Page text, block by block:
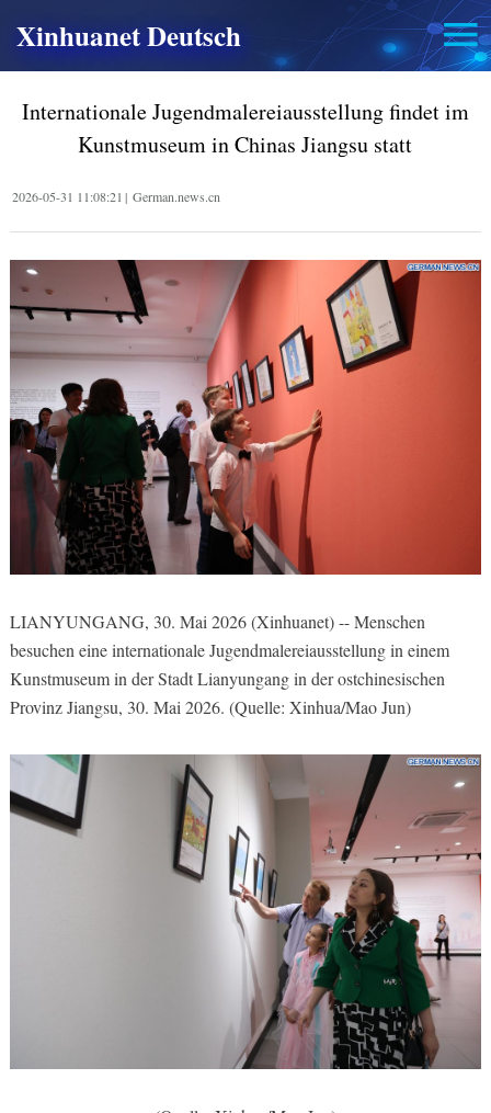
Xinhuanet Deutsch
Internationale Jugendmalereiausstellung findet im
Kunstmuseum in Chinas Jiangsu statt
2026-05-31 11:08:21 | German.news.cn
LIANYUNGANG, 30. Mai 2026 (Xinhuanet) -- Menschen
besuchen eine internationale Jugendmalereiausstellung in einem
Kunstmuseum in der Stadt Lianyungang in der ostchinesischen
Provinz Jiangsu, 30. Mai 2026. (Quelle: Xinhua/Mao Jun)